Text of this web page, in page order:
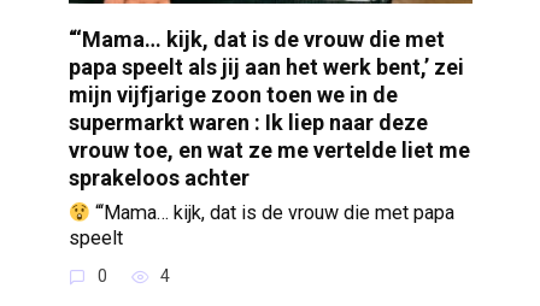
“‘Mama… kijk, dat is de vrouw die met
papa speelt als jij aan het werk bent,’ zei
mijn vijfjarige zoon toen we in de
supermarkt waren : Ik liep naar deze
vrouw toe, en wat ze me vertelde liet me
sprakeloos achter
“‘Mama… kijk, dat is de vrouw die met papa
speelt
0 4